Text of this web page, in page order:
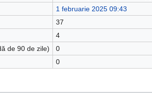
1 februarie 2025 09:43
37
4
de 90 de zile)
0
0